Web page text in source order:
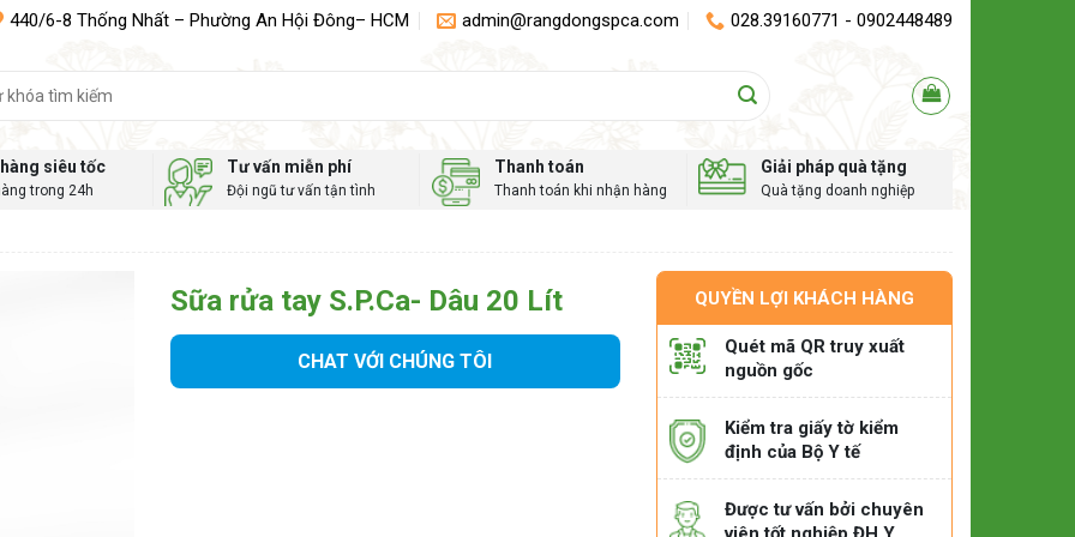
440/6-8 Thống Nhất – Phường An Hội Đông– HCM admin@rangdongspca.com 028.39160771 - 0902448489
siêu tốc
trong 24h
Tư vấn miễn phí
Đội ngũ tư vấn tận tình
Thanh toán
Thanh toán khi nhận hàng
Giải pháp quà tặng
Quà tặng doanh nghiệp
Sữa rửa tay S.P.Ca- Dâu 20 Lít
CHAT VỚI CHÚNG TÔI
QUYỀN LỢI KHÁCH HÀNG
Quét mã QR truy xuất
nguồn gốc
Kiểm tra giấy tờ kiểm
định của Bộ Y tế
Được tư vấn bởi chuyên